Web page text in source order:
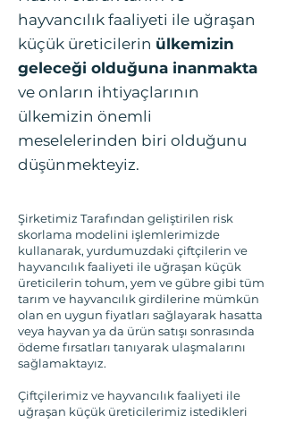
hayvancılık faaliyeti ile uğraşan
küçük üreticilerin ülkemizin
geleceği olduğuna inanmakta
ve onların ihtiyaçlarının
ülkemizin önemli
meselelerinden biri olduğunu
düşünmekteyiz.
Şirketimiz Tarafından geliştirilen risk
skorlama modelini işlemlerimizde
kullanarak, yurdumuzdaki çiftçilerin ve
hayvancılık faaliyeti ile uğraşan küçük
üreticilerin tohum, yem ve gübre gibi tüm
tarım ve hayvancılık girdilerine mümkün
olan en uygun fiyatları sağlayarak hasatta
veya hayvan ya da ürün satışı sonrasında
ödeme fırsatları tanıyarak ulaşmalarını
sağlamaktayız.
Çiftçilerimiz ve hayvancılık faaliyeti ile
uğraşan küçük üreticilerimiz istedikleri